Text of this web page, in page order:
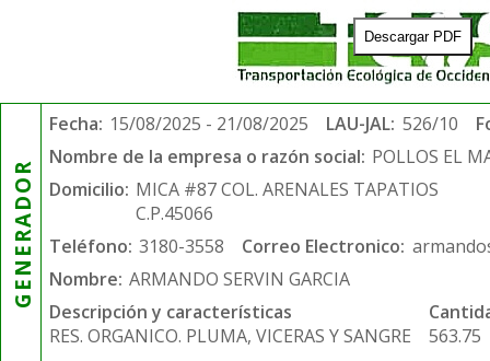
Descargar PDF
GENERADOR
Fecha: 15/08/2025 - 21/08/2025 LAU-JAL: 526/10
Nombre de la empresa o razón social: POLLOS EL
Domicilio: MICA #87 COL. ARENALES TAPATIOS
C.P.45066
Teléfono: 3180-3558 Correo Electronico:
Nombre: ARMANDO SERVIN GARCIA
Descripción y características
RES. ORGANICO. PLUMA, VICERAS Y SANGRE
563.75